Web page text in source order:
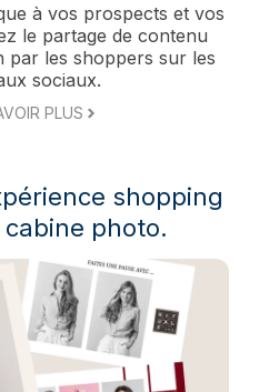
à vos prospects et vos
le partage de contenu
par les shoppers sur les
sociaux.
PLUS
shopping
photo.